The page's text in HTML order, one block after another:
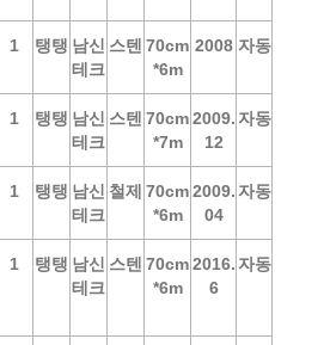
1 탱탱 남신
테크
스텐 70cm
*6m
2008 자동
1 탱탱 남신
테크
스텐 70cm
*7m
2009.
12
자동
1 탱탱 남신
테크
철제 70cm
*6m
2009.
04
자동
1 탱탱 남신
테크
스텐 70cm
*6m
2016.
6
자동